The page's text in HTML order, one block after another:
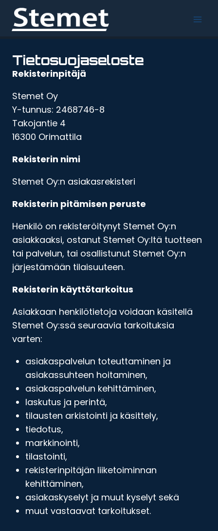
Tietosuojaseloste
Rekisterinpitäjä
Stemet Oy
Y-tunnus: 2468746-8
Takojantie 4
16300 Orimattila
Rekisterin nimi
Stemet Oy:n asiakasrekisteri
Rekisterin pitämisen peruste
Henkilö on rekisteröitynyt Stemet Oy:n
asiakkaaksi, ostanut Stemet Oy:ltä tuotteen
tai palvelun, tai osallistunut Stemet Oy:n
järjestämään tilaisuuteen.
Rekisterin käyttötarkoitus
Asiakkaan henkilötietoja voidaan käsitellä
Stemet Oy:ssä seuraavia tarkoituksia
varten:
asiakaspalvelun toteuttaminen ja
asiakassuhteen hoitaminen,
asiakaspalvelun kehittäminen,
laskutus ja perintä,
tilausten arkistointi ja käsittely,
tiedotus,
markkinointi,
tilastointi,
rekisterinpitäjän liiketoiminnan
kehittäminen,
asiakaskyselyt ja muut kyselyt sekä
muut vastaavat tarkoitukset.